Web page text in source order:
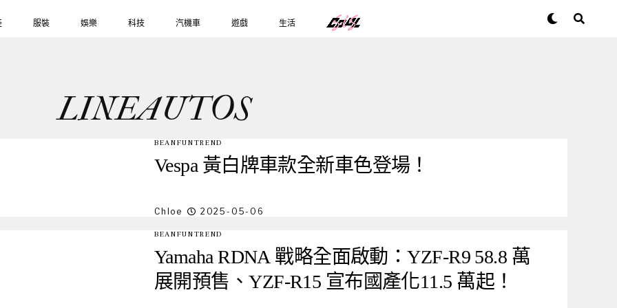
服裝 娛樂 科技 汽機車 遊戲 生活
LINEAUTOS
BEANFUNTREND
Vespa 黃白牌車款全新車色登場！
Chloe 2025-05-06
BEANFUNTREND
Yamaha RDNA 戰略全面啟動：YZF-R9 58.8 萬
展開預售、YZF-R15 宣布國產化11.5 萬起！